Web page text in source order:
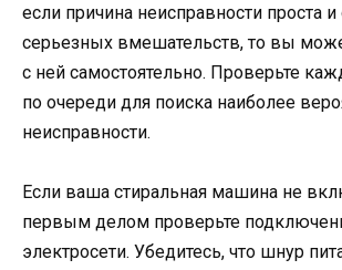
если причина неисправности проста и
серьезных вмешательств, то вы
с ней самостоятельно. Проверьте
по очереди для поиска наиболее
неисправности.
Если ваша стиральная машина не
первым делом проверьте
электросети. Убедитесь, что шнур